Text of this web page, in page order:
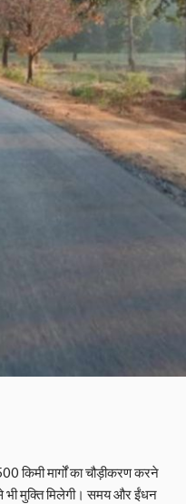
किमी मार्गों का चौड़ीकरण करने
से भी मुक्ति मिलेगी। समय और ईंधन